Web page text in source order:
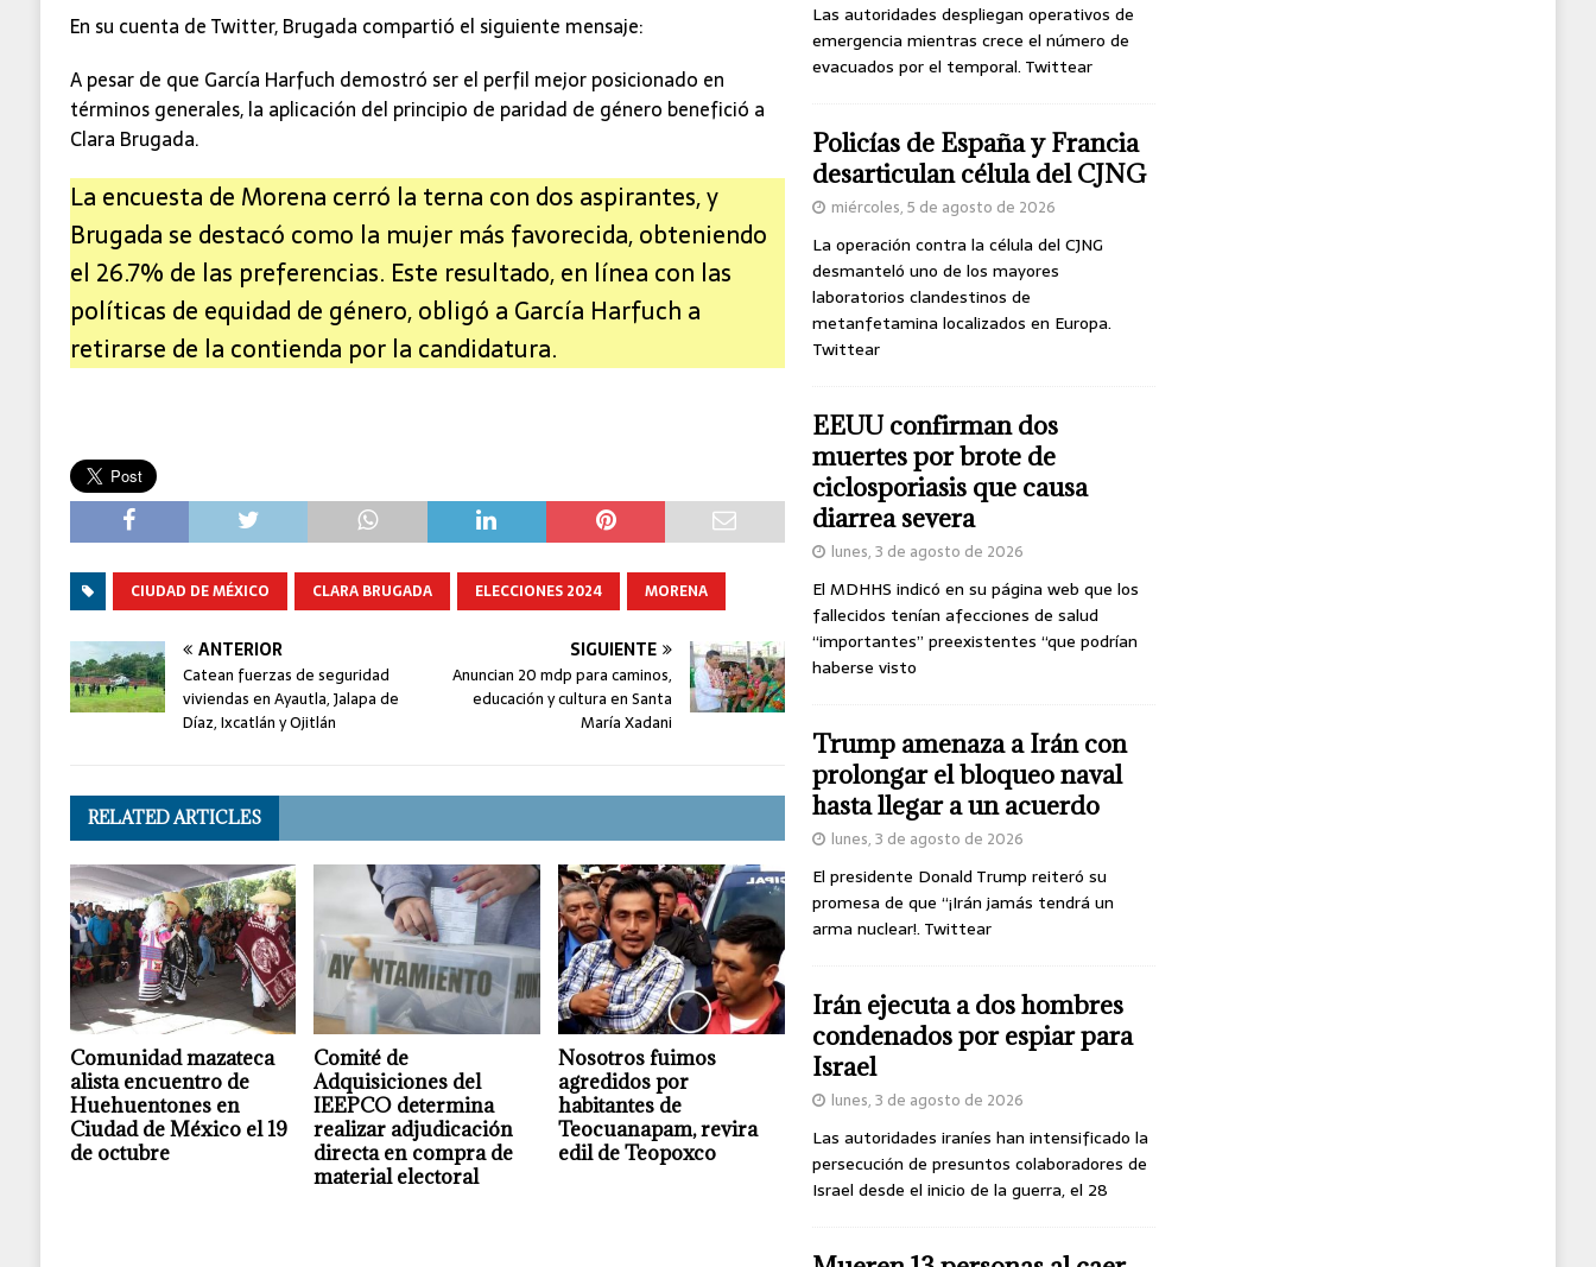
En su cuenta de Twitter, Brugada compartió el siguiente mensaje:
A pesar de que García Harfuch demostró ser el perfil mejor posicionado en
términos generales, la aplicación del principio de paridad de género benefició a
Clara Brugada.
La encuesta de Morena cerró la terna con dos aspirantes, y
Brugada se destacó como la mujer más favorecida, obteniendo
el 26.7% de las preferencias. Este resultado, en línea con las
políticas de equidad de género, obligó a García Harfuch a
retirarse de la contienda por la candidatura.
CIUDAD DE MÉXICO CLARA BRUGADA ELECCIONES 2024 MORENA
ANTERIOR
Catean fuerzas de seguridad
viviendas en Ayautla, Jalapa de
Díaz, Ixcatlán y Ojitlán
SIGUIENTE
Anuncian 20 mdp para caminos,
educación y cultura en Santa
María Xadani
RELATED ARTICLES
Comunidad mazateca
alista encuentro de
Huehuentones en
Ciudad de México el 19
de octubre
Comité de
Adquisiciones del
IEEPCO determina
realizar adjudicación
directa en compra de
material electoral
Nosotros fuimos
agredidos por
habitantes de
Teocuanapam, revira
edil de Teopoxco
Las autoridades despliegan operativos de
emergencia mientras crece el número de
evacuados por el temporal. Twittear
Policías de España y Francia
desarticulan célula del CJNG
miércoles, 5 de agosto de 2026
La operación contra la célula del CJNG
desmanteló uno de los mayores
laboratorios clandestinos de
metanfetamina localizados en Europa.
Twittear
EEUU confirman dos
muertes por brote de
ciclosporiasis que causa
diarrea severa
lunes, 3 de agosto de 2026
El MDHHS indicó en su página web que los
fallecidos tenían afecciones de salud
“importantes” preexistentes “que podrían
haberse visto
Trump amenaza a Irán con
prolongar el bloqueo naval
hasta llegar a un acuerdo
lunes, 3 de agosto de 2026
El presidente Donald Trump reiteró su
promesa de que “¡Irán jamás tendrá un
arma nuclear!. Twittear
Irán ejecuta a dos hombres
condenados por espiar para
Israel
lunes, 3 de agosto de 2026
Las autoridades iraníes han intensificado la
persecución de presuntos colaboradores de
Israel desde el inicio de la guerra, el 28